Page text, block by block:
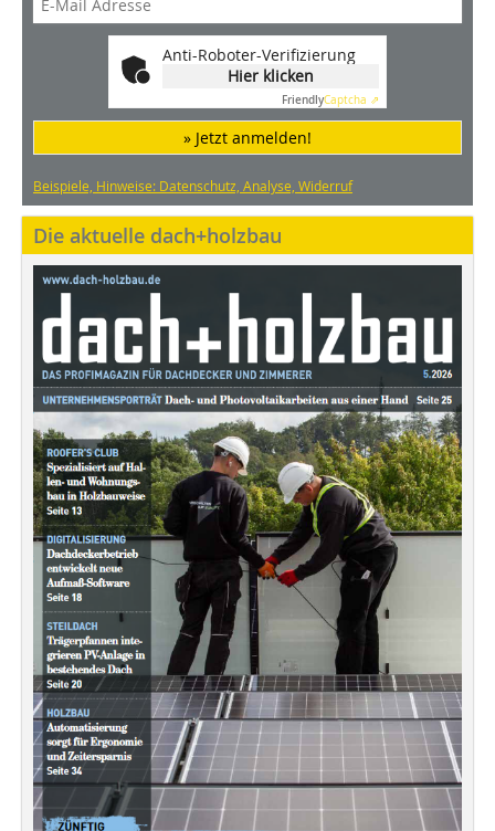
Anti-Roboter-Verifizierung
Hier klicken
FriendlyCaptcha ⇗
» Jetzt anmelden!
Beispiele, Hinweise: Datenschutz, Analyse, Widerruf
Die aktuelle dach+holzbau